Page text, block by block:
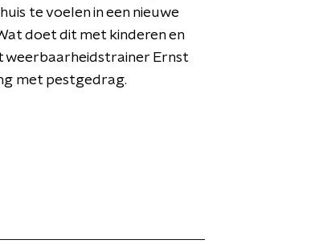
te voelen in een nieuwe
doet dit met kinderen en
weerbaarheidstrainer Ernst
met pestgedrag.